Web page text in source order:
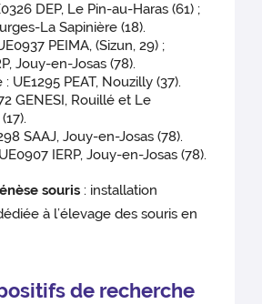
DEP, Le Pin-au-Haras (61) ;
La Sapinière (18).
PEIMA, (Sizun, 29) ;
Jouy-en-Josas (78).
UE1295 PEAT, Nouzilly (37).
GENESI, Rouillé et Le
SAAJ, Jouy-en-Josas (78).
IERP, Jouy-en-Josas (78).
souris : installation
à l’élevage des souris en
de recherche